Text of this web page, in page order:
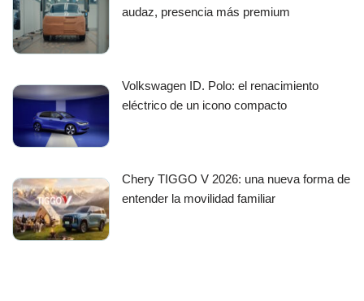
audaz, presencia más premium
Volkswagen ID. Polo: el renacimiento
eléctrico de un icono compacto
Chery TIGGO V 2026: una nueva forma de
entender la movilidad familiar